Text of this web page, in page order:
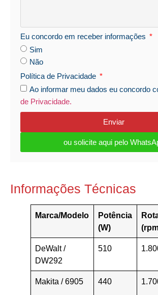
Eu concordo em receber informações
Sim
Não
Política de Privacidade
Ao informar meu dados eu concordo
de Privacidade.
Enviar
ou solicite aqui pelo
Informações Técnicas
Marca/Modelo
Potência
(W)
DeWalt /
DW292
510
Makita / 6905 440